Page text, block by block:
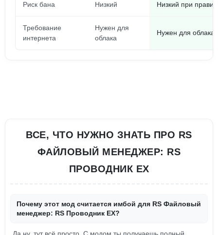
Риск бана Низкий Низкий при
Требование
интернета
Нужен для
облака
Нужен для облака
ВСЕ, ЧТО НУЖНО ЗНАТЬ ПРО RS
ФАЙЛОВЫЙ МЕНЕДЖЕР: RS
ПРОВОДНИК EX
Почему этот мод считается имбой для RS Файловый
менеджер: RS Проводник EX?